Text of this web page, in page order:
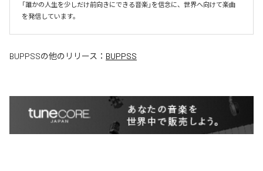
「誰かの人生を少しだけ前向きにできる音楽」を信念に、世界へ向けて楽曲
を発信しています。
BUPPSSの他のリリース： BUPPSS